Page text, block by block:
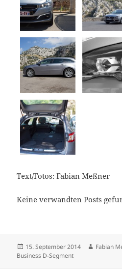
Text/Fotos: Fabian Meßner
Keine verwandten Posts
Veröffentlicht
am
15. September 2014 Autor
Fabian
Business D-Segment